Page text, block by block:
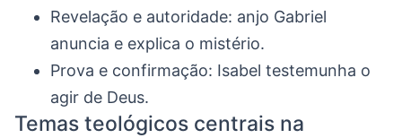
Revelação e autoridade: anjo Gabriel
anuncia e explica o mistério.
Prova e confirmação: Isabel testemunha o
agir de Deus.
Temas teológicos centrais na